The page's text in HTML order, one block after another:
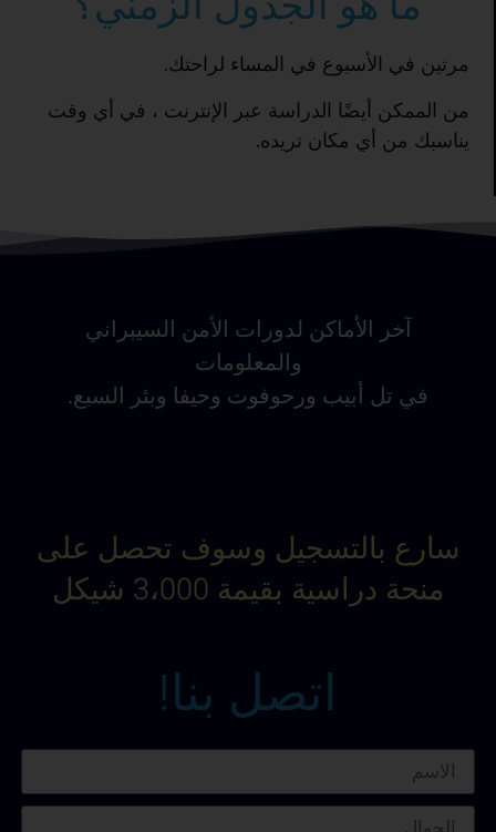
مرتين في الأسبوع في المساء لراحتك.
من الممكن أيضًا الدراسة عبر الإنترنت ، في أي وقت
يناسبك من أي مكان تريده.
آخر الأماكن لدورات الأمن السيبراني
والمعلومات
في تل أبيب ورحوفوت وحيفا وبئر السبع.
سارع بالتسجيل وسوف تحصل على
منحة دراسية بقيمة 3،000 شيكل
اتصل بنا!